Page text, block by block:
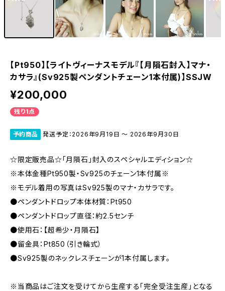
【Pt950】【ライトヴィーナスモデル『【月隕石封入】マナ・
カサラ』(Sv925製ペンダントチェーン1本付属)】SSJW
¥200,000
残り1点
予約商品 発送予定：2026年9月19日 〜 2026年9月30日
☆限定販売品☆「月隕石」封入のスペシャルエディション☆
※本体金種Pt950製・Sv925のチェーン1本付属※
※モデル着用の写真はSv925製のマナ・カサラです。
●ペンダントドロップ本体材質：Pt950
●ペンダントドロップ直径：約2.5センチ
●使用石：【超希少・月隕石】
●留金具：Pt850（引き輪式）
●Sv925製のネックレスチェーンが1本付属します。
※当商品はご注文を受けてから生産する「完全受注生産」となる